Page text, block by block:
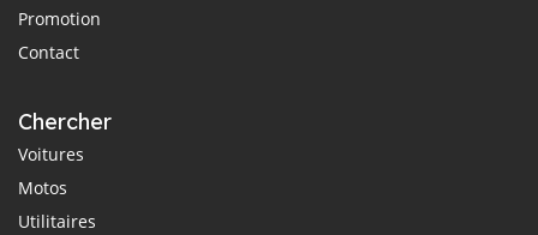
Promotion
Contact
Chercher
Voitures
Motos
Utilitaires